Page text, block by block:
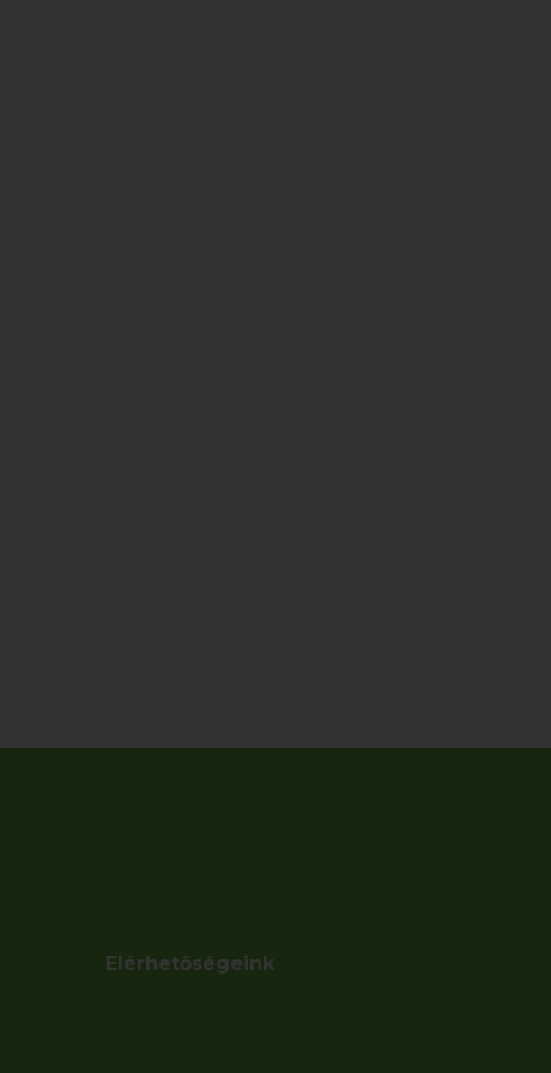
Elérhetőségeink